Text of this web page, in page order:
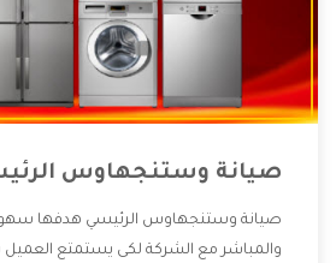
صيانة وستنجهاوس
صيانة وستنجهاوس الرئيسي هدفها
والمباشر مع الشركة لكى يستمتع العميل